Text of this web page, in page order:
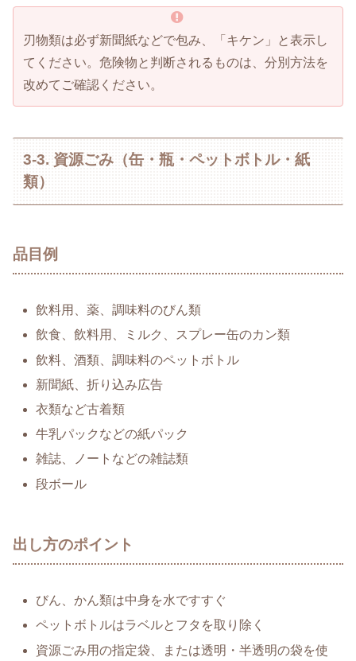
刃物類は必ず新聞紙などで包み、「キケン」と表示し
てください。危険物と判断されるものは、分別方法を
改めてご確認ください。
3-3. 資源ごみ（缶・瓶・ペットボトル・紙
類）
品目例
飲料用、薬、調味料のびん類
飲食、飲料用、ミルク、スプレー缶のカン類
飲料、酒類、調味料のペットボトル
新聞紙、折り込み広告
衣類など古着類
牛乳パックなどの紙パック
雑誌、ノートなどの雑誌類
段ボール
出し方のポイント
びん、かん類は中身を水ですすぐ
ペットボトルはラベルとフタを取り除く
資源ごみ用の指定袋、または透明・半透明の袋を使